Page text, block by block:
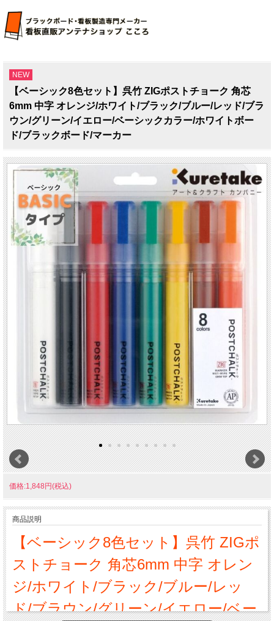
NEW
【ベーシック8色セット】呉竹 ZIGポストチョーク 角芯
6mm 中字 オレンジ/ホワイト/ブラック/ブルー/レッド/ブラ
ウン/グリーン/イエロー/ベーシックカラー/ホワイトボー
ド/ブラックボード/マーカー
価格:1,848円(税込)
商品説明
【ベーシック8色セット】呉竹 ZIGポ
ストチョーク 角芯6mm 中字 オレン
ジ/ホワイト/ブラック/ブルー/レッ
ド/ブラウン/グリーン/イエロー/ベー